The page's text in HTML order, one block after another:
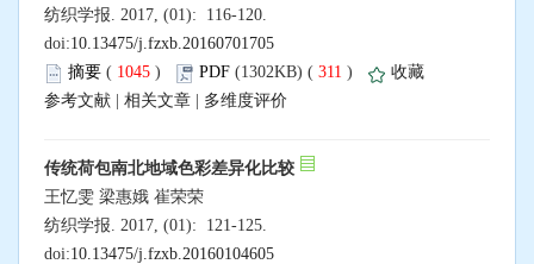
纺织学报. 2017, (01): 116-120.
doi:10.13475/j.fzxb.20160701705
摘要 ( 1045 ) PDF (1302KB) ( 311 )
收藏
参考文献
相关文章 多维度评价
传统荷包南北地域色彩差异化比较
王忆雯 梁惠娥 崔荣荣
纺织学报. 2017, (01): 121-125.
doi:10.13475/j.fzxb.20160104605